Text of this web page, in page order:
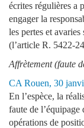
écrites régulières a
engager la
les pertes et
(l’article R. 5422-
Affrètement (faute
CA Rouen, 30
En l’espèce, la
faute de
opérations de